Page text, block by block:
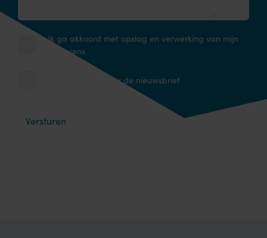
Ik ga akkoord met opslag en verwerking van mijn
gegevens
Ik schrijf me in voor de nieuwsbrief